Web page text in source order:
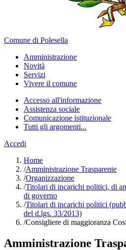
Comune di Polesella
Amministrazione
Novità
Servizi
Vivere il comune
Accesso all'informazione
Assistenza sociale
Comunicazione istituzionale
Tutti gli argomenti...
Accedi
Home
/Amministrazione Trasparente
/Organizzazione
/Titolari di incarichi politici, di
di governo
/Titolari di incarichi politici
del d.lgs. 33/2013)
/Consigliere di maggioranza
Amministrazione